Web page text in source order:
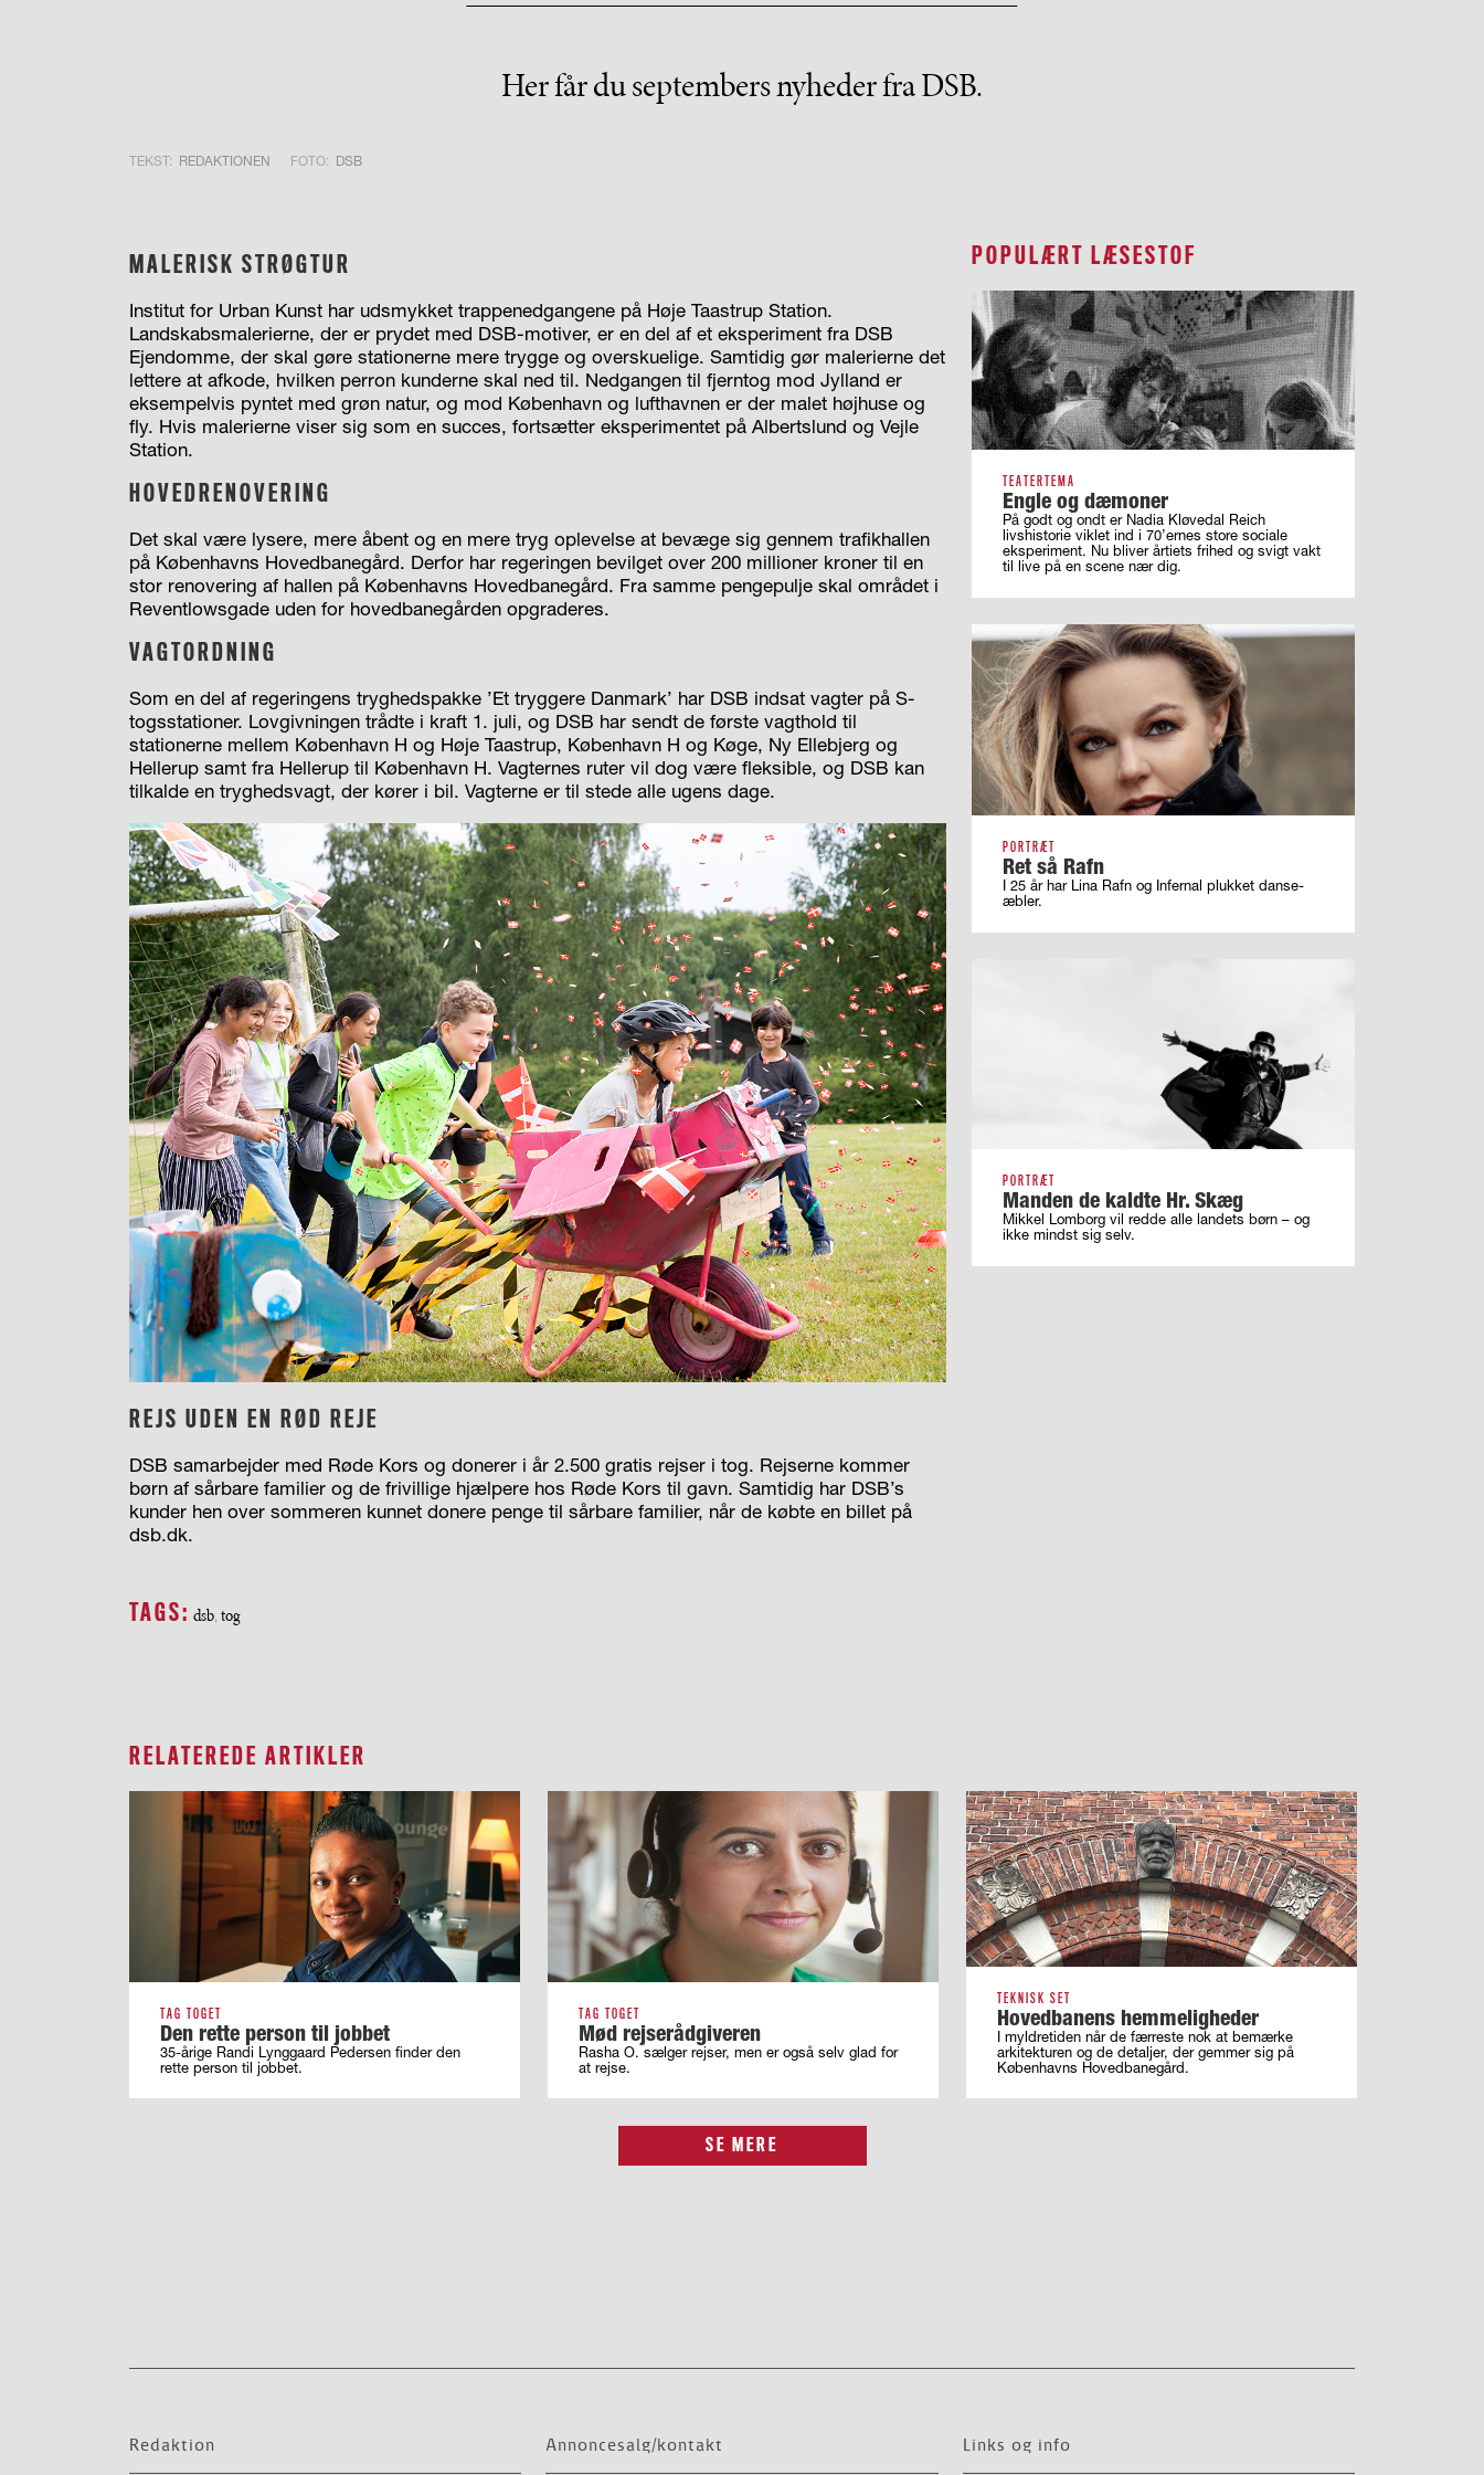
Her får du septembers nyheder fra DSB.
TEKST: REDAKTIONEN FOTO: DSB
MALERISK STRØGTUR
Institut for Urban Kunst har udsmykket trappenedgangene på Høje Taastrup Station.
Landskabsmalerierne, der er prydet med DSB-motiver, er en del af et eksperiment fra DSB
Ejendomme, der skal gøre stationerne mere trygge og overskuelige. Samtidig gør malerierne det
lettere at afkode, hvilken perron kunderne skal ned til. Nedgangen til fjerntog mod Jylland er
eksempelvis pyntet med grøn natur, og mod København og lufthavnen er der malet højhuse og
fly. Hvis malerierne viser sig som en succes, fortsætter eksperimentet på Albertslund og Vejle
Station.
HOVEDRENOVERING
Det skal være lysere, mere åbent og en mere tryg oplevelse at bevæge sig gennem trafikhallen
på Københavns Hovedbanegård. Derfor har regeringen bevilget over 200 millioner kroner til en
stor renovering af hallen på Københavns Hovedbanegård. Fra samme pengepulje skal området i
Reventlowsgade uden for hovedbanegården opgraderes.
VAGTORDNING
Som en del af regeringens tryghedspakke ’Et tryggere Danmark’ har DSB indsat vagter på S-
togsstationer. Lovgivningen trådte i kraft 1. juli, og DSB har sendt de første vagthold til
stationerne mellem København H og Høje Taastrup, København H og Køge, Ny Ellebjerg og
Hellerup samt fra Hellerup til København H. Vagternes ruter vil dog være fleksible, og DSB kan
tilkalde en tryghedsvagt, der kører i bil. Vagterne er til stede alle ugens dage.
REJS UDEN EN RØD REJE
DSB samarbejder med Røde Kors og donerer i år 2.500 gratis rejser i tog. Rejserne kommer
børn af sårbare familier og de frivillige hjælpere hos Røde Kors til gavn. Samtidig har DSB’s
kunder hen over sommeren kunnet donere penge til sårbare familier, når de købte en billet på
dsb.dk.
TAGS: dsb,tog
POPULÆRT LÆSESTOF
TEATERTEMA
Engle og dæmoner
På godt og ondt er Nadia Kløvedal Reich
livshistorie viklet ind i 70’ernes store sociale
eksperiment. Nu bliver årtiets frihed og svigt vakt
til live på en scene nær dig.
PORTRÆT
Ret så Rafn
I 25 år har Lina Rafn og Infernal plukket danse-
æbler.
PORTRÆT
Manden de kaldte Hr. Skæg
Mikkel Lomborg vil redde alle landets børn – og
ikke mindst sig selv.
RELATEREDE ARTIKLER
TAG TOGET
Den rette person til jobbet
35-årige Randi Lynggaard Pedersen finder den
rette person til jobbet.
TAG TOGET
Mød rejserådgiveren
Rasha O. sælger rejser, men er også selv glad for
at rejse.
TEKNISK SET
Hovedbanens hemmeligheder
I myldretiden når de færreste nok at bemærke
arkitekturen og de detaljer, der gemmer sig på
Københavns Hovedbanegård.
SE MERE
Redaktion Annoncesalg/kontakt Links og info